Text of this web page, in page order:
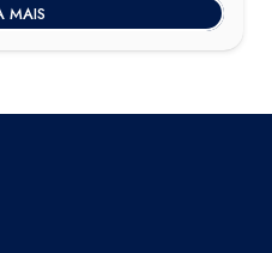
MAIS